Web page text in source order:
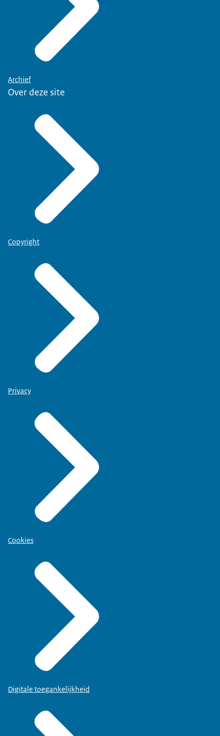
Archief
Over deze site
Copyright
Privacy
Cookies
Digitale toegankelijkheid